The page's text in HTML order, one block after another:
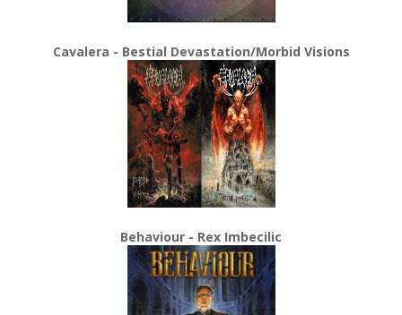
Cavalera - Bestial Devastation/Morbid Visions
Behaviour - Rex Imbecilic